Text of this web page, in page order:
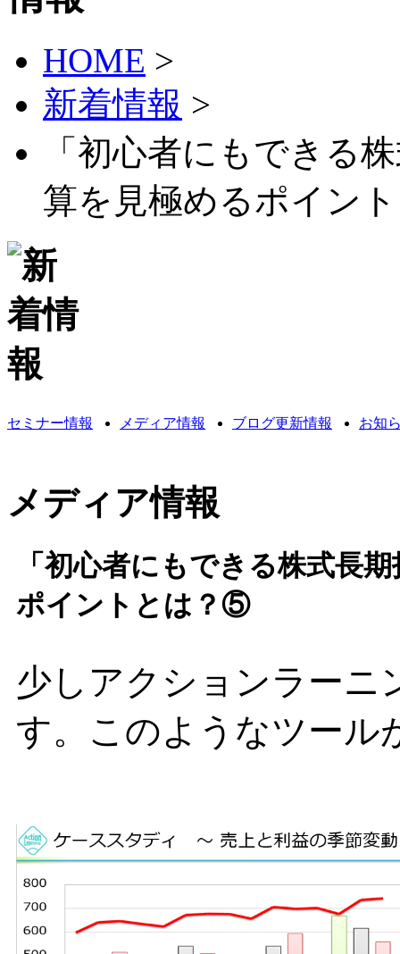
HOME >
新着情報 >
「初心者にもできる
算を見極めるポイン
セミナー情報 メディア情報 ブログ更新情報 お知
メディア情報
「初心者にもできる株式長
ポイントとは？⑤
少しアクションラーニ
す。このようなツール